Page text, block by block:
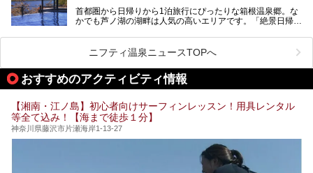
業」「駅近」など、目的別に厳選して紹介します。
今の気分にぴったりの施設を見つけて、最高のリフレッシュ
昭和の日本を代表する建築家の一人、村野藤吾が芦ノ湖の畔
に建てた桃源郷のようなホテルがここ。自家源泉の温泉や、
提供元：株式会社西武・プリンスホテルズワールドワイド
【PR】
この記事はザ・プリンス 箱根芦ノ湖のPR記事です。
首都圏から日帰りから1泊旅行にぴったりな箱根温泉郷。な
かでも芦ノ湖の湖畔は人気の高いエリアです。「絶景日帰り
が楽しめるまさに眺望自慢の日帰り温泉。
そしてここは全24室の「箱根 芦ノ湖畔蛸川温泉 龍宮殿」と
して宿泊もできます。宿泊者は「龍宮殿本館」の営業時間に
加えて、朝6時からの宿泊者専用時間帯にも「龍宮殿本館」
のお風呂が利用できます。
今回は日帰り温泉としての「絶景日帰り温泉 龍宮殿本館
（以下、龍宮殿本館）」と、旅館としての「箱根 芦ノ湖畔
蛸川温泉 龍宮殿（以下、龍宮殿）」の両方の魅力をたっぷ
りお伝えします！
ここは箱根神社、九頭龍神社、白龍神社、箱根元宮と箱根の
4つの神社に囲まれたパワースポットです。
ニフティ温泉ニュースTOPへ
おすすめのアクティビティ情報
【湘南・江ノ島】初心者向けサーフィンレッスン！用具レンタル
等全て込み！【海まで徒歩１分】
神奈川県藤沢市片瀬海岸1-13-27